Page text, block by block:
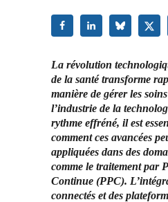
La révolution
de la santé transforme
manière de gérer les
l’industrie de la
rythme effréné, il est
comment ces avancées
appliquées dans des
comme le traitement par
Continue (PPC).
connectés et des